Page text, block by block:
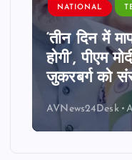
NATIONAL
‘तीन दिन में
होगी’, पीएम
जुकरबर्ग को
AVNews24Desk